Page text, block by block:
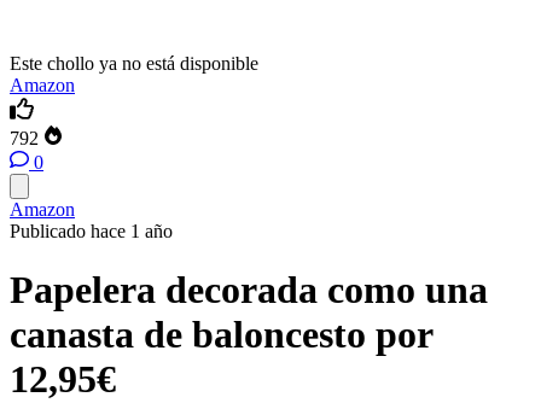
Este chollo ya no está disponible
Amazon
792
0
Amazon
Publicado hace 1 año
Papelera decorada como una
canasta de baloncesto por
12,95€